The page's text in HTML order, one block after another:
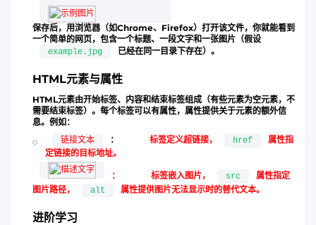
保存后，用浏览器（如Chrome、Firefox）打开该文件，你就能看到
一个简单的网页，包含一个标题、一段文字和一张图片（假设
example.jpg 已经在同一目录下存在）。
HTML元素与属性
HTML元素由开始标签、内容和结束标签组成（有些元素为空元素，不
需要结束标签）。每个标签可以有属性，属性提供关于元素的额外信
息。例如：
链接文本 ： 标签定义超链接， href
属性指
定链接的目标地址。
： 标签嵌入图片， src
属性指定
图片路径，
alt 属性提供图片无法显示时的替代文本。
进阶学习